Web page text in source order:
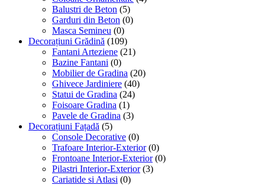
Balustri de Beton (5)
Garduri din Beton (0)
Masca Semineu (0)
Decorațiuni Grădină (109)
Fantani Arteziene (21)
Bazine Fantani (0)
Mobilier de Gradina (20)
Ghivece Jardiniere (40)
Statui de Gradina (24)
Foisoare Gradina (1)
Pavele de Gradina (3)
Decorațiuni Fațadă (5)
Console Decorative (0)
Trafoare Interior-Exterior (0)
Frontoane Interior-Exterior (0)
Pilastri Interior-Exterior (3)
Cariatide si Atlasi (0)